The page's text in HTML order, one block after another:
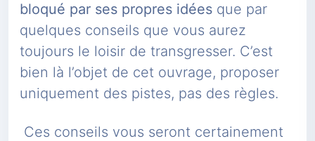
bloqué par ses propres idées que par
quelques conseils que vous aurez
toujours le loisir de transgresser. C’est
bien là l’objet de cet ouvrage, proposer
uniquement des pistes, pas des règles.
Ces conseils vous seront certainement